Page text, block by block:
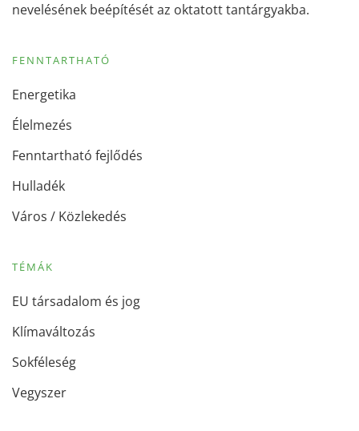
nevelésének beépítését az oktatott tantárgyakba.
FENNTARTHATÓ
Energetika
Élelmezés
Fenntartható fejlődés
Hulladék
Város / Közlekedés
TÉMÁK
EU társadalom és jog
Klímaváltozás
Sokféleség
Vegyszer